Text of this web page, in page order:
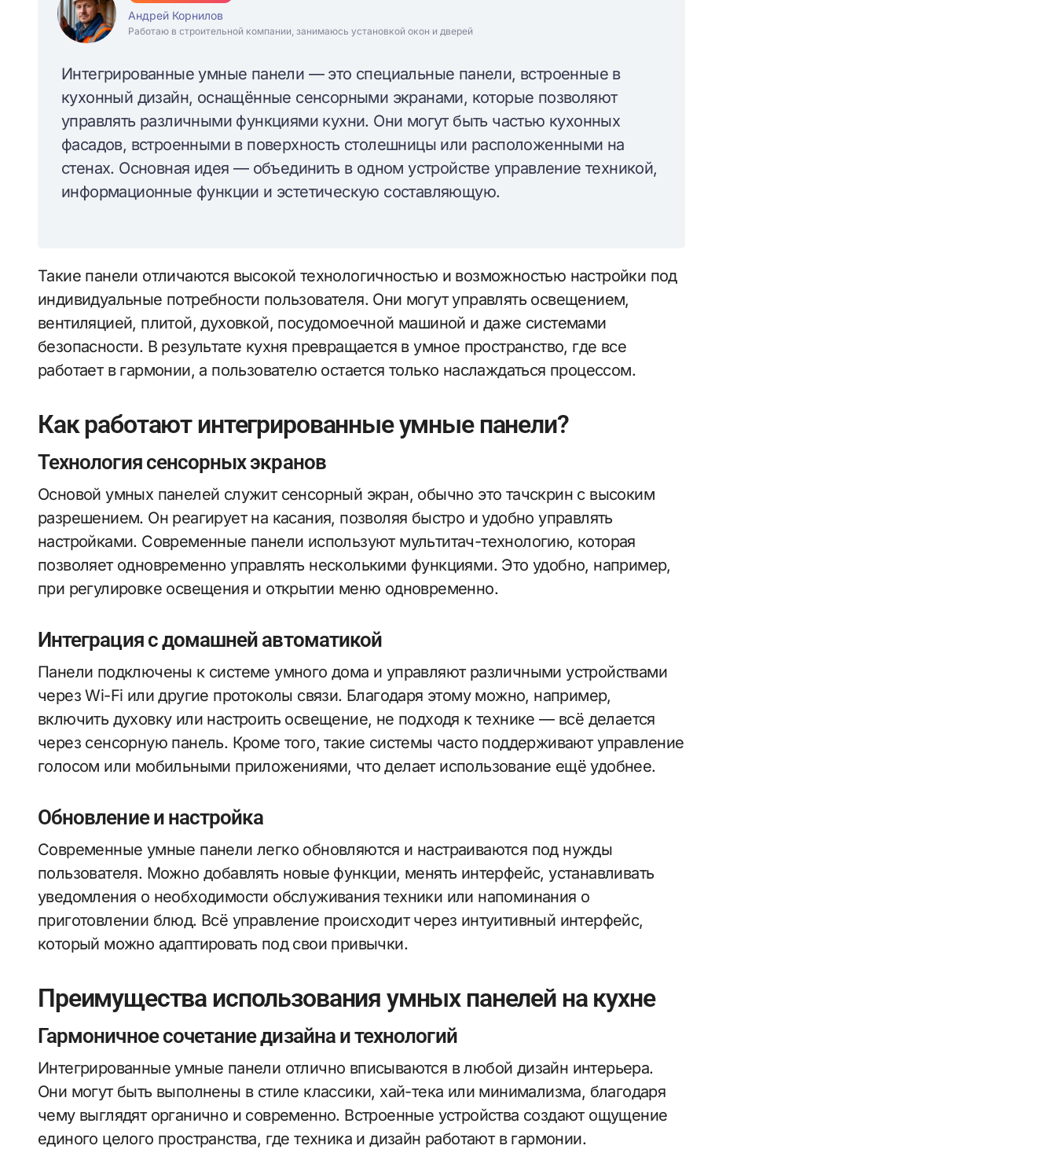
Андрей Корнилов
Работаю в строительной компании, занимаюсь установкой окон и дверей
Интегрированные умные панели — это специальные панели, встроенные в
кухонный дизайн, оснащённые сенсорными экранами, которые позволяют
управлять различными функциями кухни. Они могут быть частью кухонных
фасадов, встроенными в поверхность столешницы или расположенными на
стенах. Основная идея — объединить в одном устройстве управление техникой,
информационные функции и эстетическую составляющую.
Такие панели отличаются высокой технологичностью и возможностью настройки под
индивидуальные потребности пользователя. Они могут управлять освещением,
вентиляцией, плитой, духовкой, посудомоечной машиной и даже системами
безопасности. В результате кухня превращается в умное пространство, где все
работает в гармонии, а пользователю остается только наслаждаться процессом.
Как работают интегрированные умные панели?
Технология сенсорных экранов
Основой умных панелей служит сенсорный экран, обычно это тачскрин с высоким
разрешением. Он реагирует на касания, позволяя быстро и удобно управлять
настройками. Современные панели используют мультитач-технологию, которая
позволяет одновременно управлять несколькими функциями. Это удобно, например,
при регулировке освещения и открытии меню одновременно.
Интеграция с домашней автоматикой
Панели подключены к системе умного дома и управляют различными устройствами
через Wi-Fi или другие протоколы связи. Благодаря этому можно, например,
включить духовку или настроить освещение, не подходя к технике — всё делается
через сенсорную панель. Кроме того, такие системы часто поддерживают управление
голосом или мобильными приложениями, что делает использование ещё удобнее.
Обновление и настройка
Современные умные панели легко обновляются и настраиваются под нужды
пользователя. Можно добавлять новые функции, менять интерфейс, устанавливать
уведомления о необходимости обслуживания техники или напоминания о
приготовлении блюд. Всё управление происходит через интуитивный интерфейс,
который можно адаптировать под свои привычки.
Преимущества использования умных панелей на кухне
Гармоничное сочетание дизайна и технологий
Интегрированные умные панели отлично вписываются в любой дизайн интерьера.
Они могут быть выполнены в стиле классики, хай-тека или минимализма, благодаря
чему выглядят органично и современно. Встроенные устройства создают ощущение
единого целого пространства, где техника и дизайн работают в гармонии.